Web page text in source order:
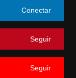
Conectar
Seguir
Seguir